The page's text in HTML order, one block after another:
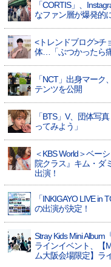
「CORTIS」、
なファン層が爆発的
<トレンドブログ>チ
体…「ぶつかったら
「NCT」出身マー
テンツを公開
「BTS」V、団体写
ってみよう」
＜KBS World＞ベー
院クラス』キム・ダ
出演！
「INKIGAYO LIVE
の出演が決定！
Stray Kids Mini
ラインイベント、【
ム大阪会場限定】ラ